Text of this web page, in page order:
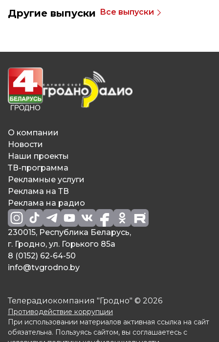
организовать работу в
произошли в
Другие выпуски Все выпуски
О компании
Новости
Наши проекты
ТВ-программа
Рекламные услуги
Реклама на ТВ
Реклама на радио
230015, Республика Беларусь,
г. Гродно, ул. Горького 85а
8 (0152) 62-64-50
info@tvgrodno.by
Телерадиокомпания "Гродно" © 2026
Противодействие коррупции
При использовании материалов активная ссылка на сайт
обязательна. Пользуясь сайтом, вы соглашаетесь с